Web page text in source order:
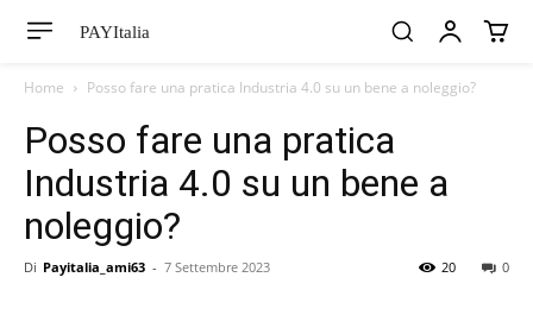
PAYItalia
Home Posso fare una pratica Industria 4.0 su un bene a noleggio?
Posso fare una pratica
Industria 4.0 su un bene a
noleggio?
Di Payitalia_ami63 - 7 Settembre 2023 0
20